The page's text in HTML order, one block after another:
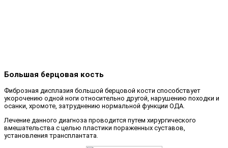
Большая берцовая кость
Фиброзная дисплазия большой берцовой кости способствует
укорочению одной ноги относительно другой, нарушению походки и
осанки, хромоте, затруднению нормальной функции ОДА.
Лечение данного диагноза проводится путем хирургического
вмешательства с целью пластики пораженных суставов,
установления трансплантата.